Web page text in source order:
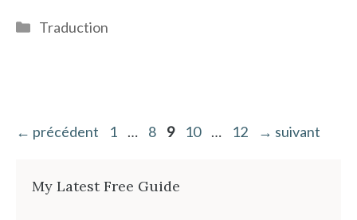
Catégories
Traduction
← précédent Page
1 … Page
8 Page
9 Page
10 … Page
12 → suivant
My Latest Free Guide